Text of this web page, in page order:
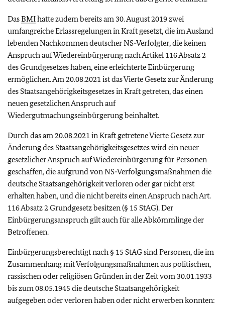
DasBMIhatte zudem bereits am 30. August 2019 zwei
umfangreiche Erlassregelungen in Kraft gesetzt, die im Ausland
lebenden Nachkommen deutscher NS-Verfolgter, die keinen
Anspruch auf Wiedereinbürgerung nach Artikel 116 Absatz 2
des Grundgesetzes haben, eine erleichterte Einbürgerung
ermöglichen. Am 20.08.2021 ist das Vierte Gesetz zur Änderung
des Staatsangehörigkeitsgesetzes in Kraft getreten, das einen
neuen gesetzlichen Anspruch auf
Wiedergutmachungseinbürgerung beinhaltet.
Durch das am 20.08.2021 in Kraft getretene Vierte Gesetz zur
Änderung des Staatsangehörigkeitsgesetzes wird ein neuer
gesetzlicher Anspruch auf Wiedereinbürgerung für Personen
geschaffen, die aufgrund von NS-Verfolgungsmaßnahmen die
deutsche Staatsangehörigkeit verloren oder gar nicht erst
erhalten haben, und die nicht bereits einen Anspruch nach Art.
116 Absatz 2 Grundgesetz besitzen (§ 15 StAG). Der
Einbürgerungsanspruch gilt auch für alle Abkömmlinge der
Betroffenen.
Einbürgerungsberechtigt nach § 15 StAG sind Personen, die im
Zusammenhang mit Verfolgungsmaßnahmen aus politischen,
rassischen oder religiösen Gründen in der Zeit vom 30.01.1933
bis zum 08.05.1945 die deutsche Staatsangehörigkeit
aufgegeben oder verloren haben oder nicht erwerben konnten: